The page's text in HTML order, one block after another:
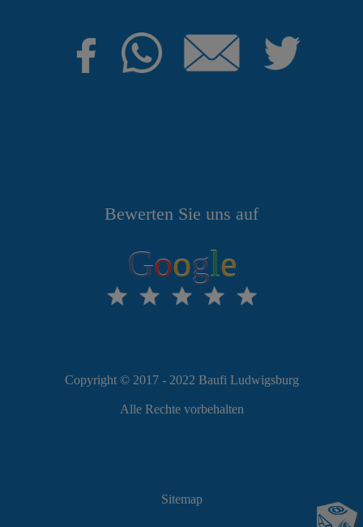
Bewerten Sie uns auf
Google
Copyright © 2017 - 2022 Baufi Ludwigsburg
Alle Rechte vorbehalten
Sitemap